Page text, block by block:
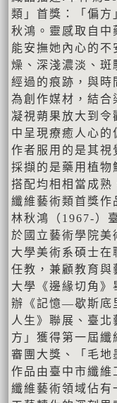
類」首獎：「偏方
秋鴻。靈感取自中
能安撫她內心的不
燥、深淺濃淡、斑
經過的痕跡，與時
為創作媒材，結合
凝視蒴果放大到令
中呈現療癒人心的
作者服用的是其視
採擷的是藥用植物
搭配均相相當成熟
纖維藝術類首獎作
林秋鴻（1967-）
於國立藝術學院美
大學美術系碩士在
任教，兼顧教育與
大學《邊緣切角》
辦《記憶—歇斯底
人生》聯展、臺
方」獲得第一屆纖
審團大獎、「毛地
作品由臺中市纖維
纖維藝術領域佔有